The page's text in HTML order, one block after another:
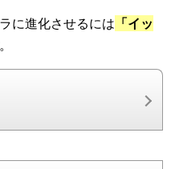
に進化させるには 「イッ